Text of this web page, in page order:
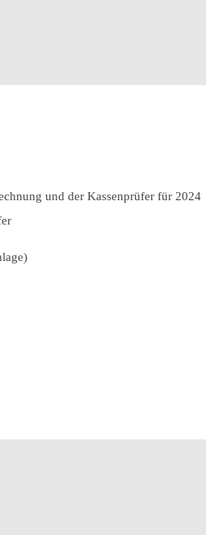
und der Kassenprüfer für 2024